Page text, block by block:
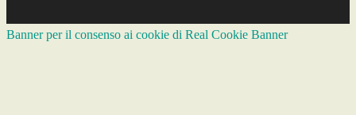
Banner per il consenso ai cookie di Real Cookie Banner